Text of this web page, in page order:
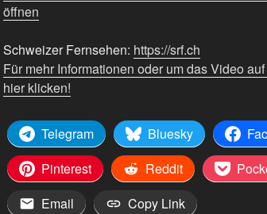
uns
Tiere
leid?“
von
anzeigen
öffnen
Schweizer Fernsehen: https://srf.ch
Für mehr Informationen oder um das Video
hier klicken!
Telegram Bluesky
Pinterest
Reddit
Email
Copy Link